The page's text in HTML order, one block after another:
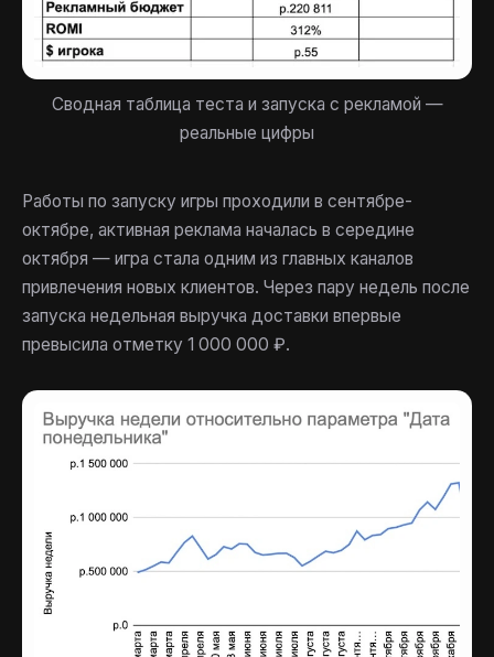
Сводная таблица теста и запуска с рекламой —
реальные цифры
Работы по запуску игры проходили в сентябре-
октябре, активная реклама началась в середине
октября — игра стала одним из главных каналов
привлечения новых клиентов. Через пару недель после
запуска недельная выручка доставки впервые
превысила отметку 1 000 000 ₽.